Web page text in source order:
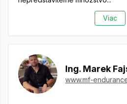
Viac
Ing. Marek
www.mf-